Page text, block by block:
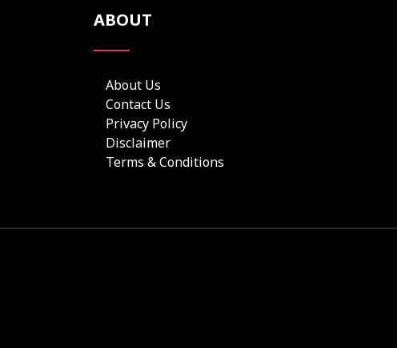
ABOUT
About Us
Contact Us
Privacy Policy
Disclaimer
Terms & Conditions